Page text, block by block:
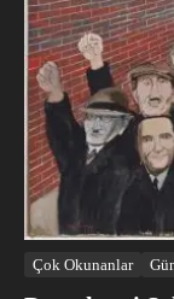
Çok Okunanlar